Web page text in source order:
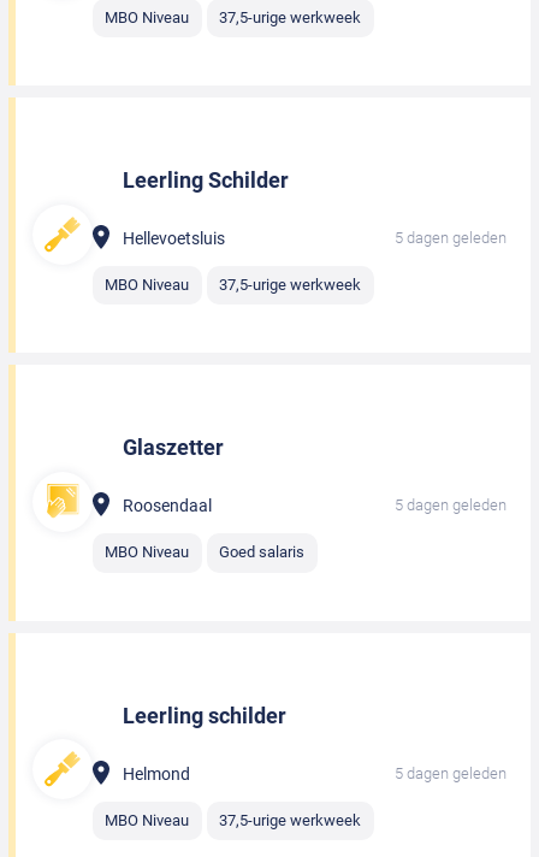
MBO Niveau 37,5-urige werkweek
Leerling Schilder
Hellevoetsluis 5 dagen geleden
MBO Niveau 37,5-urige werkweek
Glaszetter
Roosendaal 5 dagen geleden
MBO Niveau Goed salaris
Leerling schilder
Helmond 5 dagen geleden
MBO Niveau 37,5-urige werkweek